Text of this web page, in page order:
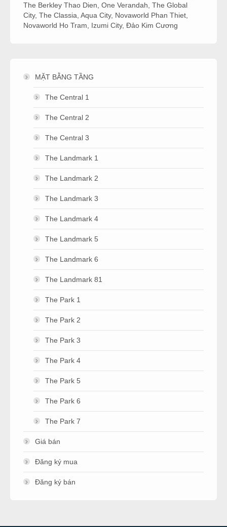
The Berkley Thao Dien One Verandah The Global
City, The Classia Aqua City, Novaworld Phan Thiet
Novaworld Ho Tram
Izumi City, Đảo Kim Cương
MẶT BẰNG TẦNG
The Central 1
The Central 2
The Central 3
The Landmark 1
The Landmark 2
The Landmark 3
The Landmark 4
The Landmark 5
The Landmark 6
The Landmark 81
The Park 1
The Park 2
The Park 3
The Park 4
The Park 5
The Park 6
The Park 7
Giá bán
Đăng ký mua
Đăng ký bán